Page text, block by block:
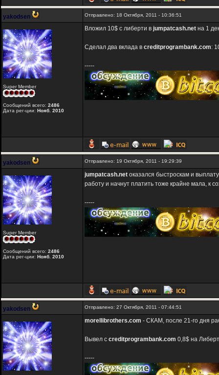
yakodsen Отправлено: 18 Октября, 2011 - 10:36:51
Super Member
Сообщений всего: 2486
Дата рег-ции: Нояб. 2010
Вложил 10$ с либерти в jumpatcash.net на 1
Сделал два вклада в creditprogrambank.com:
-----
yakodsen Отправлено: 19 Октября, 2011 - 19:29:39
Super Member
Сообщений всего: 2486
Дата рег-ции: Нояб. 2010
jumpatcash.net оказался быстроскам и
работу и начнут платить тоже крайне мала, к
-----
yakodsen Отправлено: 27 Октября, 2011 - 07:44:51
morellibrothers.com - СКАМ, после 21-го дня
Вывел с creditprogrambank.com 0,8$ на
-----